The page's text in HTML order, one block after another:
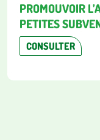
PROMOUVOIR
PETITES
CONSULTER